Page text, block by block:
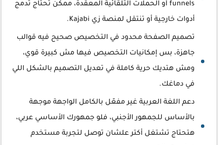
funnels أو الحملات التلقائية المعقّدة، ممكن تحتاج تدمج
أدوات خارجية أو تنتقل لمنصة زي Kajabi.
تصميم الصفحة محدود في التخصيص صحيح فيه قوالب
جاهزة، بس إمكانيات التخصيص فيها مش كبيرة قوي،
ومش هتديك حرية كاملة في تعديل التصميم بالشكل اللي
في دماغك.
دعم اللغة العربية غير مفعّل بالكامل الواجهة موجهة
بالأساس للجمهور الأجنبي، فلو جمهورك الأساسي عربي،
هتحتاج تشتغل أكتر علشان توصل لتجربة مستخدم